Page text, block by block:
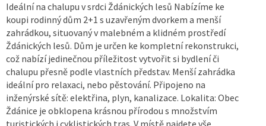
Ideální na chalupu v srdci Ždánických lesů Nabízíme ke
koupi rodinný dům 2+1 s uzavřeným dvorkem a menší
zahrádkou, situovaný v malebném a klidném prostředí
Ždánických lesů. Dům je určen ke kompletní rekonstrukci,
což nabízí jedinečnou příležitost vytvořit si bydlení či
chalupu přesně podle vlastních představ. Menší zahrádka
ideální pro relaxaci, nebo pěstování. Připojeno na
inženýrské sítě: elektřina, plyn, kanalizace. Lokalita: Obec
Ždánice je obklopena krásnou přírodou s množstvím
turistických i cyklistických tras. V místě najdete vše